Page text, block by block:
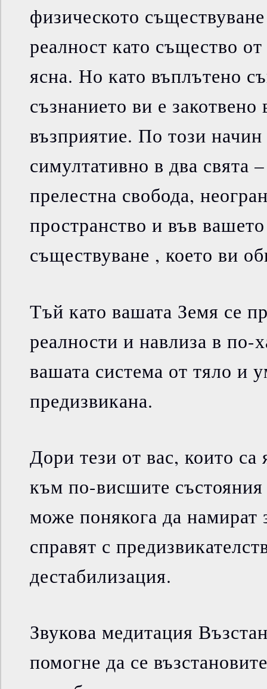
физическото
реалност като същество
ясна. Но като въплътено
съзнанието ви е закотвено
възприятие. По този
симултативно в два свята
прелестна свобода,
пространство и във
съществуване , което ви
Тъй като вашата Земя се
реалности и навлиза в по-
вашата система от тяло и
предизвикана.
Дори тези от вас, които са
към по-висшите състояния
може понякога да намират
справят с
дестабилизация.
Звукова медитация
помогне да се